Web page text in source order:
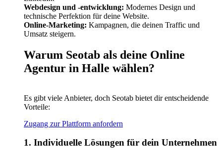
Webdesign und -entwicklung: Modernes Design und
technische Perfektion für deine Website.
Online-Marketing: Kampagnen, die deinen Traffic und
Umsatz steigern.
Warum Seotab als deine Online
Agentur in Halle wählen?
Es gibt viele Anbieter, doch Seotab bietet dir entscheidende
Vorteile:
Zugang zur Plattform anfordern
1. Individuelle Lösungen für dein Unternehmen